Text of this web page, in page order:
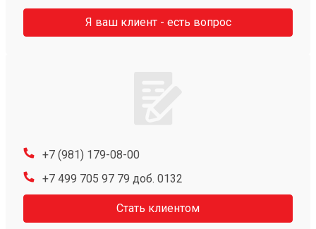
Я ваш клиент - есть вопрос
+7 (981) 179-08-00
+7 499 705 97 79 доб. 0132
Стать клиентом